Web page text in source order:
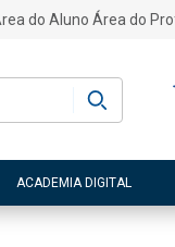
do Aluno Área do
ACADEMIA DIGITAL